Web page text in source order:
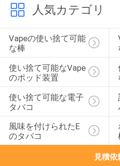
人気カテゴリ
Vapeの使い捨て可能
な棒
使い捨て可能なVape
のポッド装置
使い捨て可能な電子
タバコ
風味を付けられたE
のタバコ
見積依